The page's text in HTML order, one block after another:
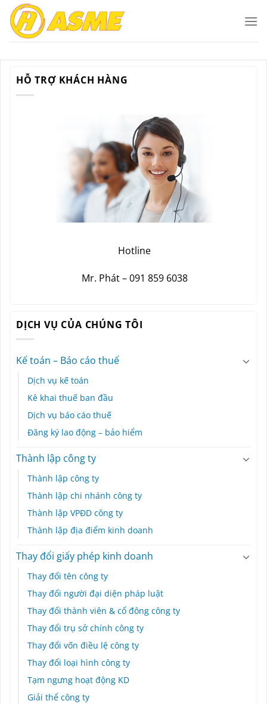
qua
HỖ TRỢ KHÁCH HÀNG
Hotline
Mr. Phát – 091 859 6038
DỊCH VỤ CỦA CHÚNG TÔI
Kế toán – Báo cáo thuế
Dịch vụ kế toán
Kê khai thuế ban đầu
Dịch vụ báo cáo thuế
Đăng ký lao động – bảo hiểm
Thành lập công ty
Thành lập công ty
Thành lập chi nhánh công ty
Thành lập VPĐD công ty
Thành lập địa điểm kinh doanh
Thay đổi giấy phép kinh doanh
Thay đổi tên công ty
Thay đổi người đại diện pháp luật
Thay đổi thành viên & cổ đông công ty
Thay đổi trụ sở chính công ty
Thay đổi vốn điều lệ công ty
Thay đổi loại hình công ty
Tạm ngưng hoạt động KD
Giải thể công ty